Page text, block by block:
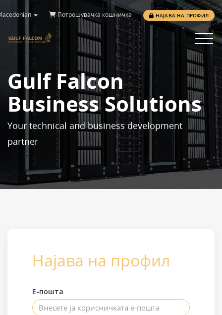
Потрошувачка кошничка НАЈАВА НА ПРОФИЛ
Toggle
Gulf Falcon
Business Solutions
Your technical and business development
partner
Најава на профил
Е-пошта